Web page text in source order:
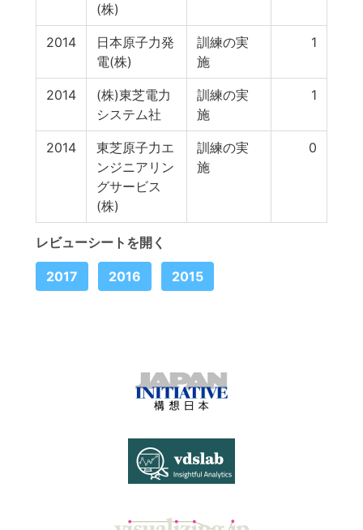
(株)
2014
日本原子力発
電(株)
訓練の実
施
1
2014
(株)東芝電力
システム社
訓練の実
施
1
2014
東芝原子力エ
ンジニアリン
グサービス
(株)
訓練の実
施
0
レビューシートを開く
2017 2016 2015